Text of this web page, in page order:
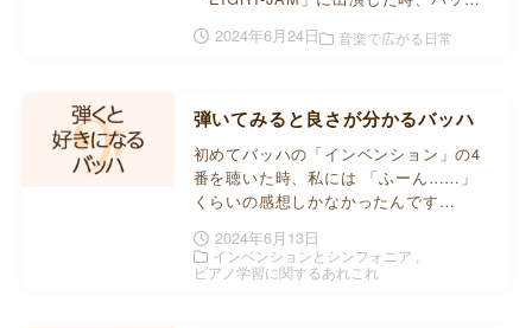
2024年6月24日
音楽で広がる日常
弾いてみると良さが分かるバッハ
初めてバッハの「インベンション」の4
番を聴いた時、私には 「ふーん……」
くらいの感想しかなかったんです…
2024年6月13日
インベンションとシンフォニア
ピアノ学習に関するあれこれ